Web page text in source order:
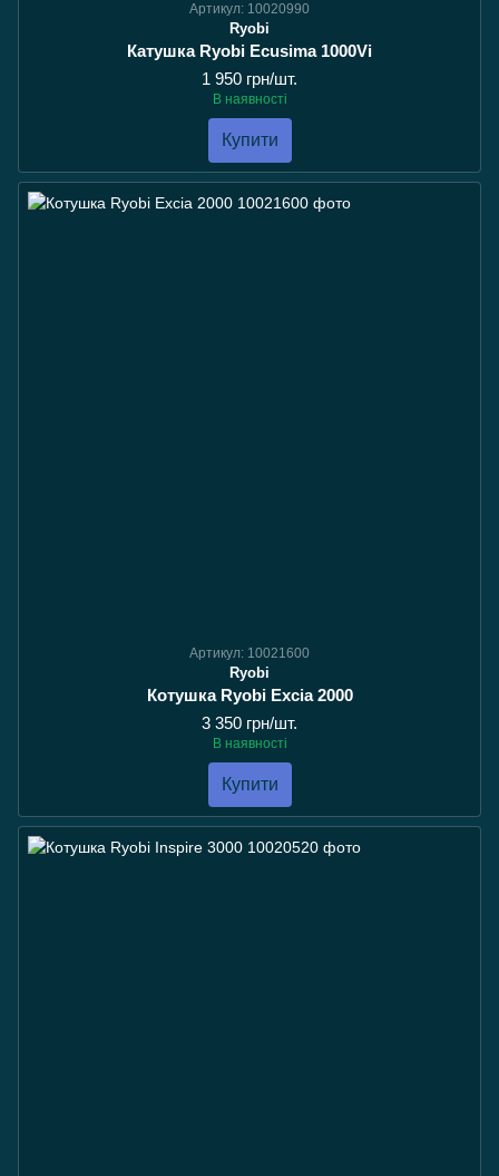
Артикул: 10020990
Ryobi
Катушка Ryobi Ecusima 1000Vi
1 950 грн/шт.
В наявності
Купити
Артикул: 10021600
Ryobi
Котушка Ryobi Excia 2000
3 350 грн/шт.
В наявності
Купити